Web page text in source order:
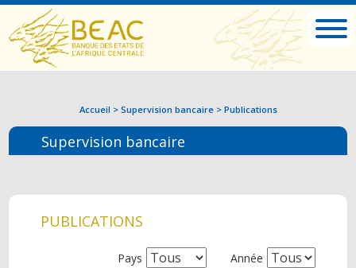
Accueil > Supervision bancaire> Publications
Supervision bancaire
PUBLICATIONS
Pays Année